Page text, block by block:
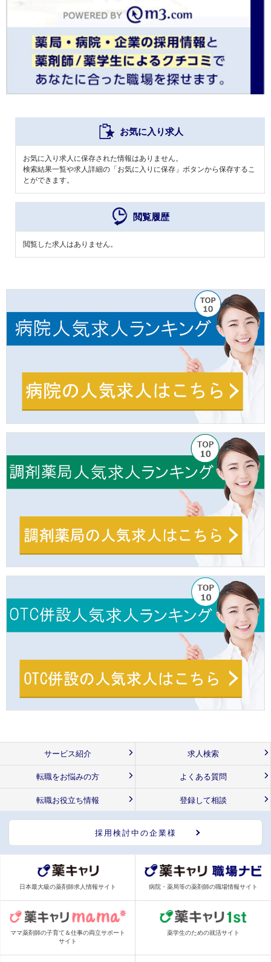
お気に入り求人
お気に入り求人に保存された情報はありません。
検索結果一覧や求人詳細の「お気に入りに保存」ボタンから保存するこ
とができます。
閲覧履歴
閲覧した求人はありません。
サービス紹介 求人検索
転職をお悩みの方 よくある質問
転職お役立ち情報 登録して相談
採用検討中の企業様
日本最大級の薬剤師求人情報サイト 病院・薬局等の薬剤師の職場情報サイト
ママ薬剤師の子育て＆仕事の両立サポート
サイト
薬学生のための就活サイト